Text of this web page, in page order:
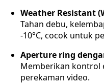
Weather Resistant
Tahan debu,
-10°C, cocok untuk
Aperture ring
Memberikan kontrol
perekaman video.